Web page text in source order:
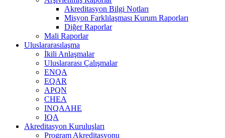
Akreditasyon Bilgi Notları
Misyon Farklılaşması Kurum Raporları
Diğer Raporlar
Mali Raporlar
Uluslararasılaşma
İkili Anlaşmalar
Uluslararası Çalışmalar
ENQA
EQAR
APQN
CHEA
INQAAHE
IQA
Akreditasyon Kuruluşları
Program Akreditasyonu